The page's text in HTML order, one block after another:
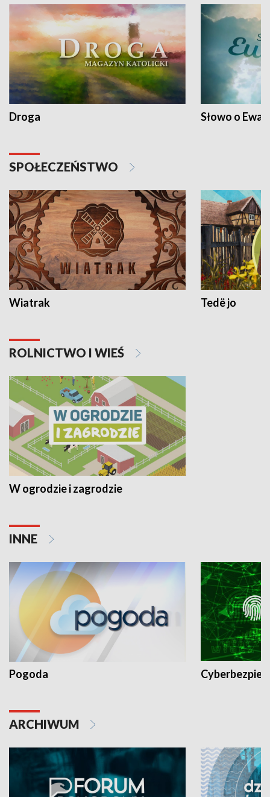
Droga Słowo o
SPOŁECZEŃSTWO
Wiatrak Tedë jo
ROLNICTWO I WIEŚ
W ogrodzie i zagrodzie
INNE
Pogoda
ARCHIWUM